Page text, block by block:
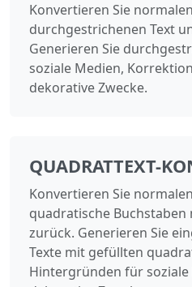
Konvertieren Sie
durchgestrichenen Text
Generieren Sie
soziale Medien,
dekorative Zwecke.
QUADRATTEXT-
Konvertieren Sie
quadratische Buchstaben
zurück. Generieren Sie
Texte mit gefüllten
Hintergründen für